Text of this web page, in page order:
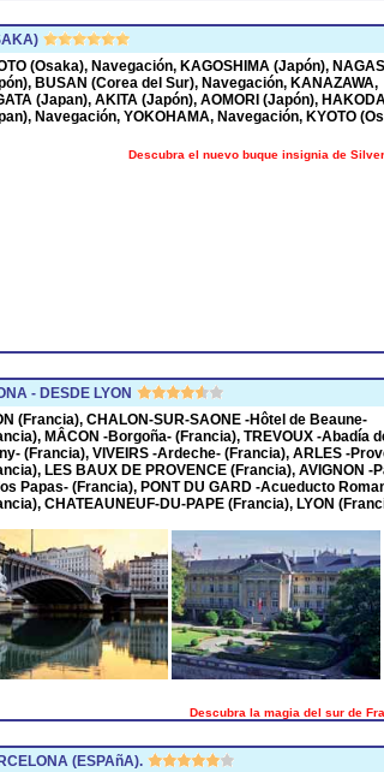
(Osaka), Navegación, KAGOSHIMA (Japón),
BUSAN (Corea del Sur), Navegación, KANAZAWA,
(Japan), AKITA (Japón), AOMORI (Japón),
Navegación, YOKOHAMA, Navegación, KYOTO
Descubra el nuevo buque insignia de
- DESDE LYON
(Francia), CHALON-SUR-SAONE -Hôtel de Beaune-
MÂCON -Borgoña- (Francia), TREVOUX -Abadía
(Francia), VIVEIRS -Ardeche- (Francia), ARLES -
LES BAUX DE PROVENCE (Francia), AVIGNON -
Papas- (Francia), PONT DU GARD -Acueducto
CHATEAUNEUF-DU-PAPE (Francia), LYON
Descubra la magia del sur de
(ESPAñA).